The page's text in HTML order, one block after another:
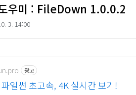
우미 : FileDown 1.0.0.2
3. 14:00
광고
일썬 초고속, 4K 실시간 보기!